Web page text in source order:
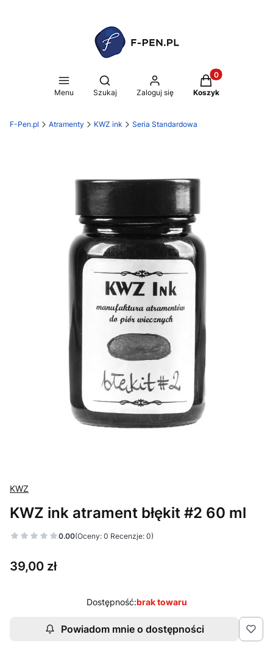
Menu
Otwórz wyszukiwarkę
Szukaj Zaloguj się
Produkty w
Koszyk
F-Pen.pl Atramenty KWZ ink Seria Standardowa
KWZ
KWZ ink atrament błękit #2 60 ml
0.00(Oceny: 0 Recenzje: 0)
Cena
39,00 zł
Dostępność:brak towaru
Powiadom mnie o dostępności